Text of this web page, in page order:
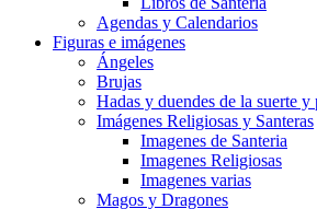
Agendas y Calendarios
Figuras e imágenes
Ángeles
Brujas
Hadas y duendes de la suerte y
Imágenes Religiosas y Santeras
Imagenes de Santeria
Imagenes Religiosas
Imagenes varias
Magos y Dragones